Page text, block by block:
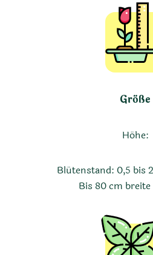
Größe
Höhe:
Blütenstand: 0,5 bis
Bis 80 cm